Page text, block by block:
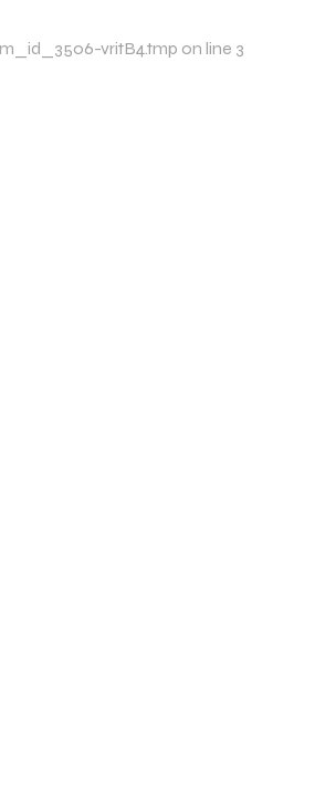
vritB4.tmp on line 3